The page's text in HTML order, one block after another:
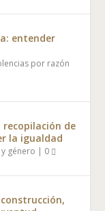
entender
por razón
recopilación de
la igualdad
y género | 0